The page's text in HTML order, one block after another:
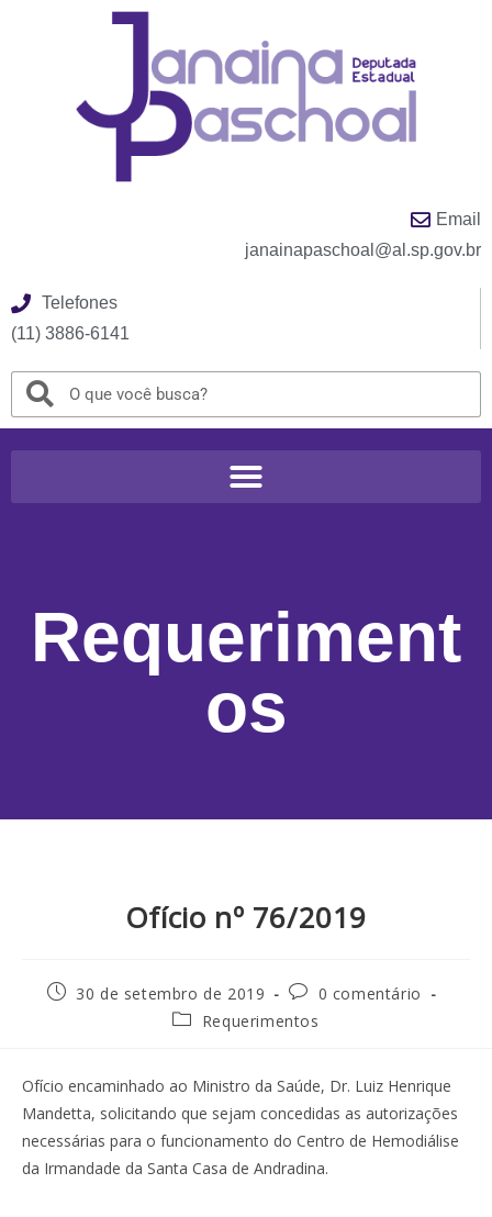
Email
janainapaschoal@al.sp.gov.br
Telefones
(11) 3886-6141
Requeriment
os
Ofício nº 76/2019
30 de setembro de 2019
0 comentário
Requerimentos
Ofício encaminhado ao Ministro da Saúde, Dr. Luiz Henrique
Mandetta, solicitando que sejam concedidas as autorizações
necessárias para o funcionamento do Centro de Hemodiálise
da Irmandade da Santa Casa de Andradina.